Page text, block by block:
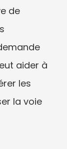
de
aider à
les
la voie